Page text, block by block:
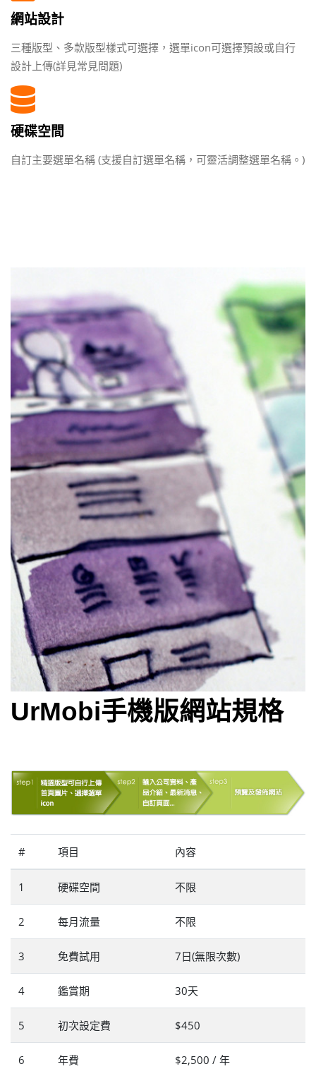
網站設計
三種版型、多款版型樣式可選擇，選單icon可選擇預設或自行
設計上傳(詳見常見問題)
硬碟空間
自訂主要選單名稱 (支援自訂選單名稱，可靈活調整選單名稱。)
UrMobi手機版網站規格
# 項目 內容
1 硬碟空間 不限
2 每月流量 不限
3 免費試用 7日(無限次數)
4 鑑賞期 30天
5 初次設定費 $450
6 年費 $2,500 / 年